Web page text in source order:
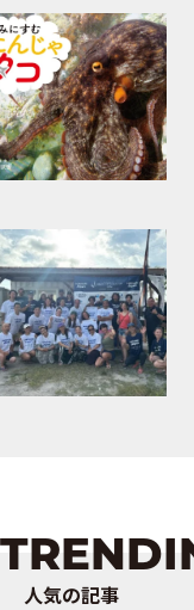
人気の記事